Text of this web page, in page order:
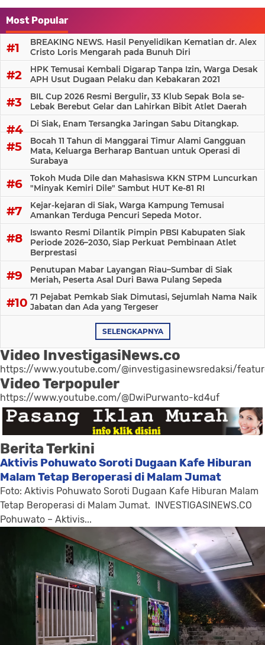
Most Popular
BREAKING NEWS. Hasil Penyelidikan Kematian dr. Alex
Cristo Loris Mengarah pada Bunuh Diri
HPK Temusai Kembali Digarap Tanpa Izin, Warga Desak
APH Usut Dugaan Pelaku dan Kebakaran 2021
BIL Cup 2026 Resmi Bergulir, 33 Klub Sepak Bola se-
Lebak Berebut Gelar dan Lahirkan Bibit Atlet Daerah
Di Siak, Enam Tersangka Jaringan Sabu Ditangkap.
Bocah 11 Tahun di Manggarai Timur Alami Gangguan
Mata, Keluarga Berharap Bantuan untuk Operasi di
Surabaya
Tokoh Muda Dile dan Mahasiswa KKN STPM Luncurkan
"Minyak Kemiri Dile" Sambut HUT Ke-81 RI
Kejar-kejaran di Siak, Warga Kampung Temusai
Amankan Terduga Pencuri Sepeda Motor.
Iswanto Resmi Dilantik Pimpin PBSI Kabupaten Siak
Periode 2026–2030, Siap Perkuat Pembinaan Atlet
Berprestasi
Penutupan Mabar Layangan Riau–Sumbar di Siak
Meriah, Peserta Asal Duri Bawa Pulang Sepeda
71 Pejabat Pemkab Siak Dimutasi, Sejumlah Nama Naik
Jabatan dan Ada yang Tergeser
SELENGKAPNYA
Video InvestigasiNews.co
https://www.youtube.com/@investigasinewsredaksi/
Video Terpopuler
https://www.youtube.com/@DwiPurwanto-kd4uf
Berita Terkini
Aktivis Pohuwato Soroti Dugaan Kafe Hiburan
Malam Tetap Beroperasi di Malam Jumat
Foto: Aktivis Pohuwato Soroti Dugaan Kafe Hiburan Malam
Tetap Beroperasi di Malam Jumat. INVESTIGASINEWS.CO
Pohuwato – Aktivis...